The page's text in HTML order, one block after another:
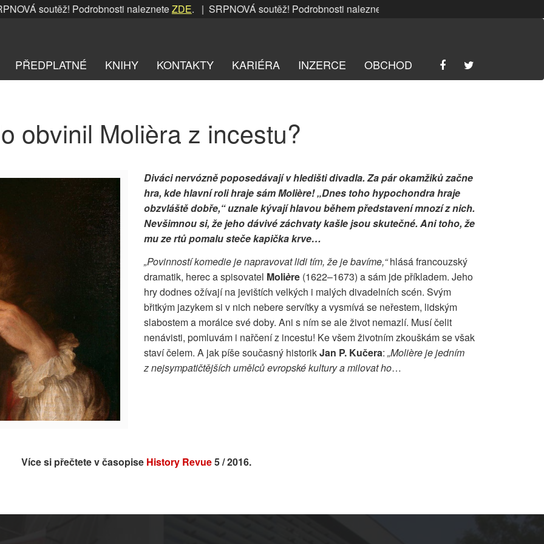
soutěž! Podrobnosti nalezneteZDE. | SRPNOVÁ soutěž! Podrobnosti nalezneteZDE
PŘEDPLATNÉ KNIHY KONTAKTY KARIÉRA INZERCE OBCHOD
obvinil Molièra z incestu?
Diváci nervózně poposedávají v hledišti divadla. Za pár okamžiků začne
hra, kde hlavní roli hraje sám Molière! „Dnes toho hypochondra hraje
obzvláště dobře,“ uznale kývají hlavou během představení mnozí z nich.
Nevšimnou si, že jeho dávivé záchvaty kašle jsou skutečné. Ani toho, že
mu ze rtů pomalu steče kapička krve…
„Povinností komedie je napravovat lidi tím, že je bavíme,“hlásá francouzský
dramatik, herec a spisovatel Molière (1622–1673) a sám jde příkladem. Jeho
hry dodnes ožívají na jevištích velkých i malých divadelních scén. Svým
břitkým jazykem si v nich nebere servítky a vysmívá se neřestem, lidským
slabostem a morálce své doby. Ani s ním se ale život nemazlí. Musí čelit
nenávisti, pomluvám i nařčení z incestu! Ke všem životním zkouškám se však
staví čelem. A jak píše současný historikJan P. Kučera: „Molière je jedním
z nejsympatičtějších umělců evropské kultury a milovat ho…
Více si přečtete v časopise History Revue5 / 2016.